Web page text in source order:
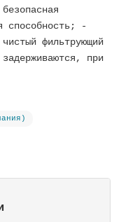
способность; -
фильтрующий
при